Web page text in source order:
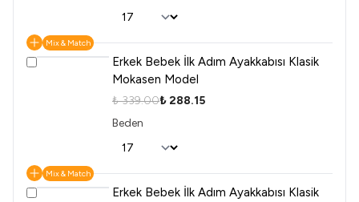
Mix & Match
Erkek Bebek İlk Adım Ayakkabısı Klasik
Mokasen Model
₺ 339.00₺ 288.15
Beden
Mix & Match
Erkek Bebek İlk Adım Ayakkabısı Klasik